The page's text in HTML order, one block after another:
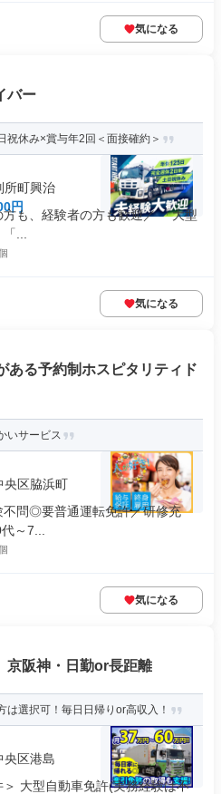
気になる
バー
祝休み×賞与年2回＜面接確約＞
所町興治
円
も、経験者の方も歓迎／ 「大型
...
気になる
ある予約制ホスピタリティド
いサービス
央区脇浜町
不問◎要普通運転免許／研修充
～7...
気になる
阪神・日勤or長距離
は選択可！毎日日帰りor高収入！
央区港島
大型自動車免許(実務経験は不